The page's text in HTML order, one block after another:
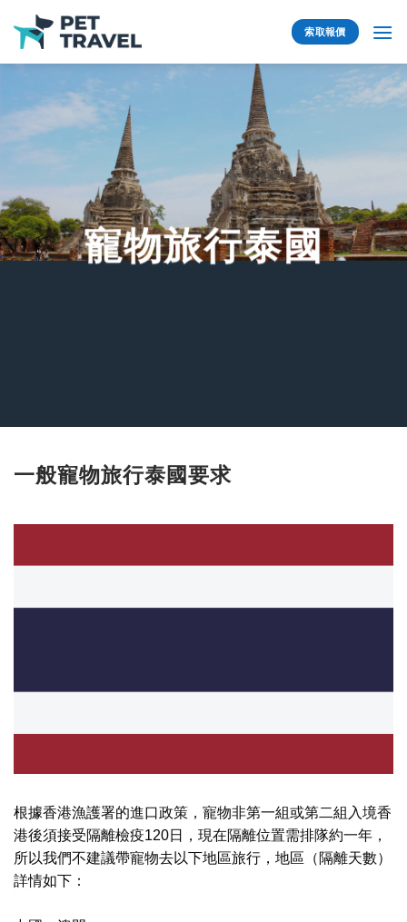
索取報價
寵物旅行泰國
一般寵物旅行泰國要求
根據香港漁護署的進口政策，寵物非第一組或第二組入境香
港後須接受隔離檢疫120日，現在隔離位置需排隊約一年，
所以我們不建議帶寵物去以下地區旅行，地區（隔離天數）
詳情如下：